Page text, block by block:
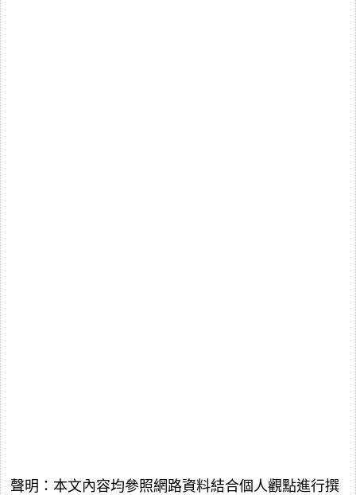
聲明：本文內容均參照網路資料結合個人觀點進行撰